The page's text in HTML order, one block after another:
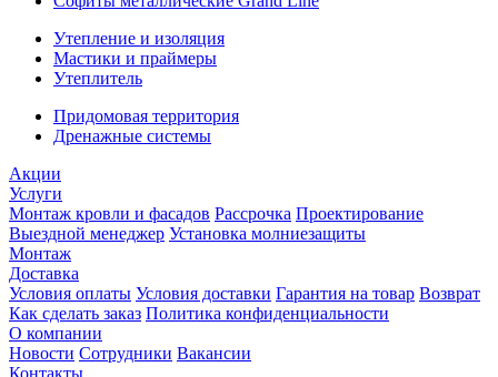
Утепление и изоляция
Мастики и праймеры
Утеплитель
Придомовая территория
Дренажные системы
Акции
Услуги
Монтаж кровли и фасадов Рассрочка Проектирование
Выездной менеджер Установка молниезащиты
Монтаж
Доставка
Условия оплаты Условия доставки Гарантия на товар Возврат
Как сделать заказ Политика конфиденциальности
О компании
Новости Сотрудники Вакансии
Контакты